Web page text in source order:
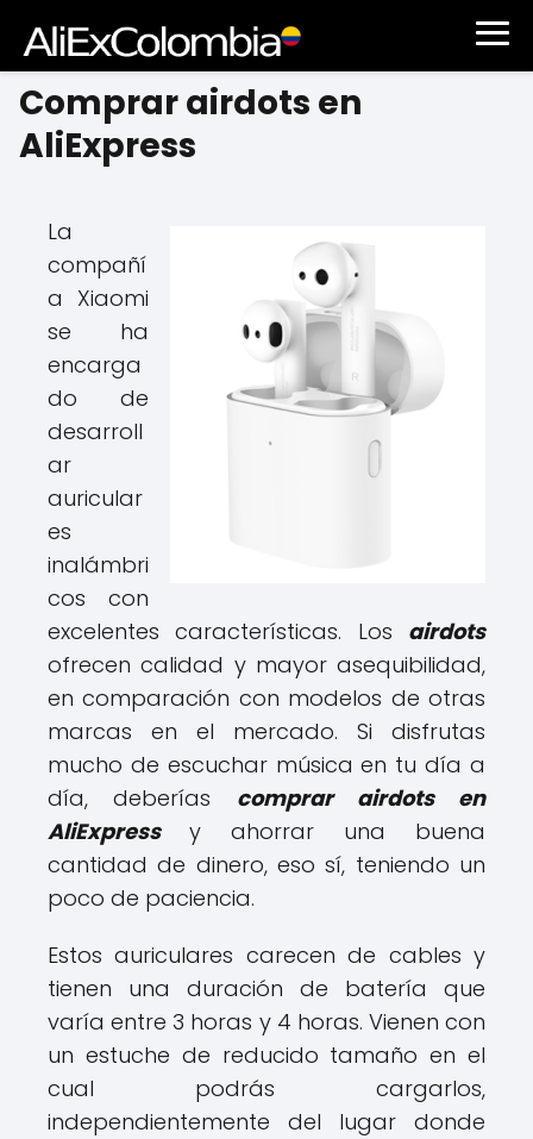
Comprar airdots en
AliExpress
La
compañí
a Xiaomi
se ha
encarga
do de
desarroll
ar
auricular
es
inalámbri
cos con
excelentes características. Los airdots
ofrecen calidad y mayor asequibilidad,
en comparación con modelos de otras
marcas en el mercado. Si disfrutas
mucho de escuchar música en tu día a
día, deberías comprar airdots en
AliExpress y ahorrar una buena
cantidad de dinero, eso sí, teniendo un
poco de paciencia.
Estos auriculares carecen de cables y
tienen una duración de batería que
varía entre 3 horas y 4 horas. Vienen con
un estuche de reducido tamaño en el
cual podrás cargarlos,
independientemente del lugar donde